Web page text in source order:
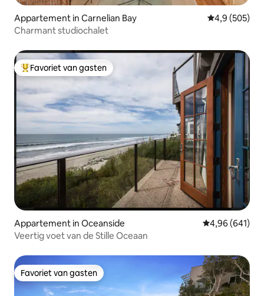
Appartement in Carnelian Bay Gemiddelde
4,9 (505)
Charmant studiochalet
Topfavoriet van gasten
Favoriet van gasten
Appartement in Oceanside Gemiddelde
4,96 (641)
Veertig voet van de Stille Oceaan
Favoriet van gasten
Favoriet van gasten